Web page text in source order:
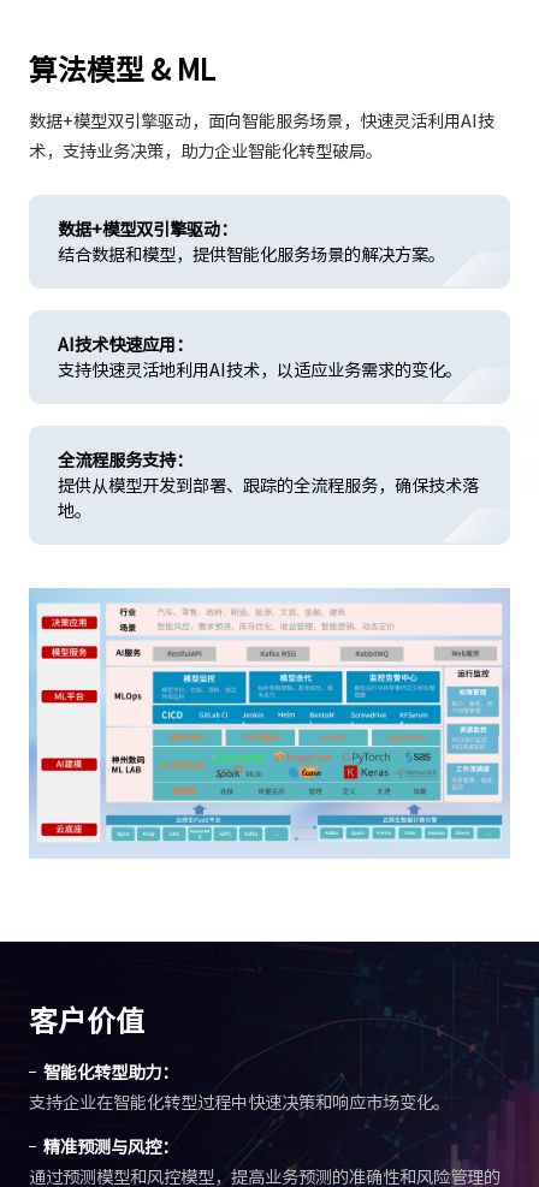
算法模型 & ML
数据+模型双引擎驱动，面向智能服务场景，快速灵活利用AI技
术，支持业务决策，助力企业智能化转型破局。
数据+模型双引擎驱动：
结合数据和模型，提供智能化服务场景的解决方案。
AI技术快速应用：
支持快速灵活地利用AI技术，以适应业务需求的变化。
全流程服务支持：
提供从模型开发到部署、跟踪的全流程服务，确保技术落
地。
客户价值
智能化转型助力：
支持企业在智能化转型过程中快速决策和响应市场变化。
精准预测与风控：
通过预测模型和风控模型，提高业务预测的准确性和风险管理的